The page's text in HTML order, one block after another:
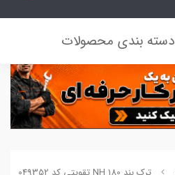
دسته بندی محصولات
ترک بند NH 180 تقویتی کد 049352